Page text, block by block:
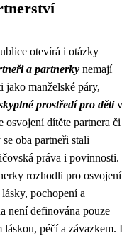
otevírá i otázky
a partnerky nemají
jako manželské páry,
prostředí pro dětiv
osvojení dítěte partnera či
oba partneři stali
práva i povinnosti.
rozhodli pro osvojení
pochopení a
není definována pouze
péčí a závazkem. I